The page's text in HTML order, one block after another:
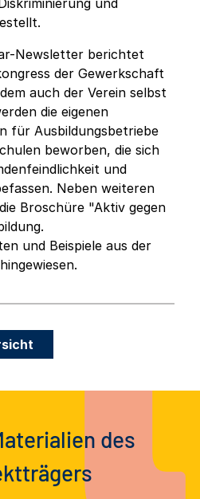
und
Newsletter berichtet
der Gewerkschaft
auch der Verein selbst
die eigenen
für Ausbildungsbetriebe
beworben, die sich
und
Neben weiteren
Broschüre "Aktiv gegen
und Beispiele aus der
des